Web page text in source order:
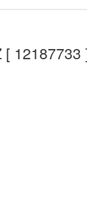
[ 12187733